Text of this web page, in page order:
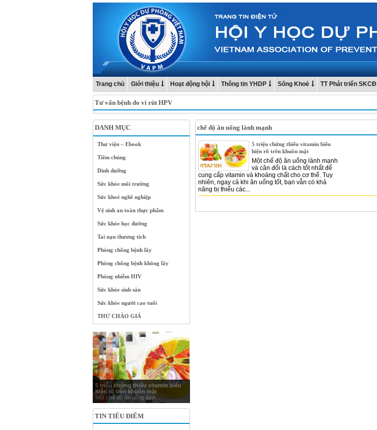
Trang chủ Giới thiệu Hoạt động hội Thông tin YHDP Sống Khoẻ TT Phát triển SKCĐ
Tư vấn bệnh do vi rút HPV
DANH MỤC
Thư viện – Ebook
Tiêm chủng
Dinh dưỡng
Sức khỏe môi trường
Sức khoẻ nghề nghiệp
Vệ sinh an toàn thực phẩm
Sức khỏe học đường
Tai nạn thương tích
Phòng chống bệnh lây
Phòng chống bệnh không lây
Phòng nhiễm HIV
Sức khỏe sinh sản
Sức khỏe người cao tuổi
THƯ CHÀO GIÁ
5 triệu chứng thiếu vitamin biểu
hiện rõ trên khuôn mặt
Một chế độ ăn uống lành...
TIN TIÊU ĐIỂM
chế độ ăn uống lành mạnh
5 triệu chứng thiếu vitamin biểu
hiện rõ trên khuôn mặt
Một chế độ ăn uống lành mạnh
và cân đối là cách tốt nhất để
cung cấp vitamin và khoáng chất cho cơ thể. Tuy
nhiên, ngay cả khi ăn uống tốt, bạn vẫn có khả
năng bị thiếu các...